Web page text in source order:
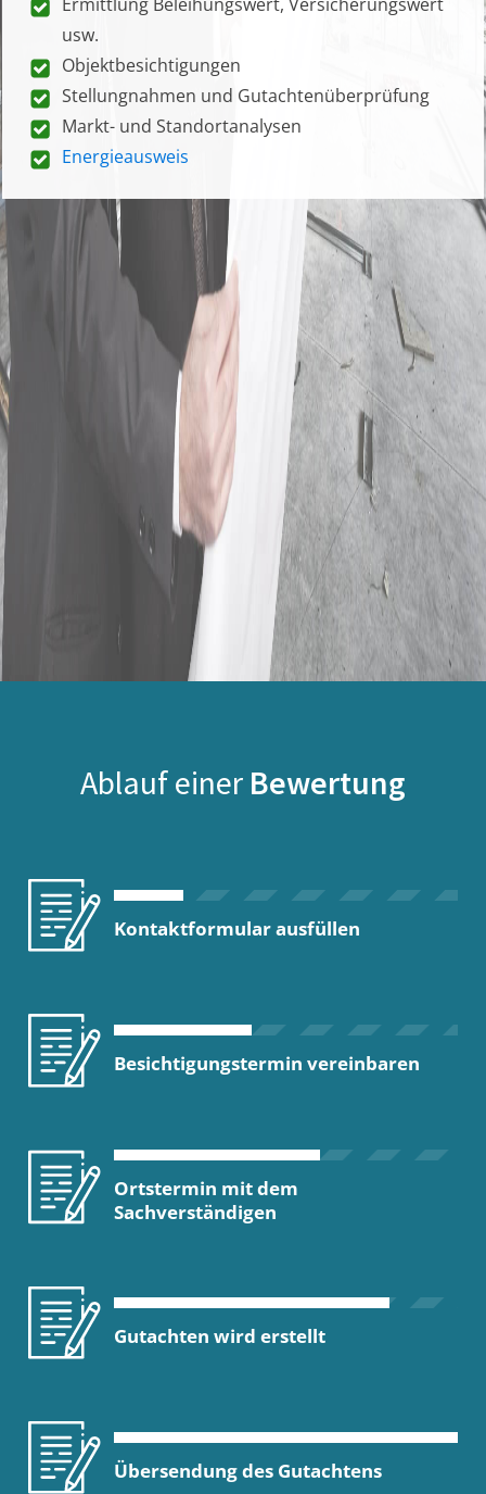
usw.
Objektbesichtigungen
Stellungnahmen und Gutachtenüberprüfung
Markt- und Standortanalysen
Energieausweis
Ablauf einer Bewertung
Kontaktformular ausfüllen
Besichtigungstermin vereinbaren
Ortstermin mit dem
Sachverständigen
Gutachten wird erstellt
Übersendung des Gutachtens